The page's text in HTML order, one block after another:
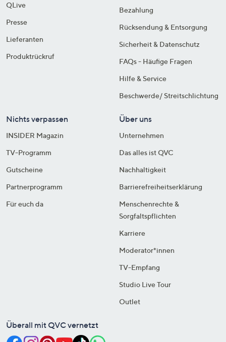
QLive
Presse
Lieferanten
Produktrückruf
Bezahlung
Rücksendung & Entsorgung
Sicherheit & Datenschutz
FAQs - Häufige Fragen
Hilfe & Service
Beschwerde/ Streitschlichtung
Nichts verpassen
INSIDER Magazin
TV-Programm
Gutscheine
Partnerprogramm
Für euch da
Über uns
Unternehmen
Das alles ist QVC
Nachhaltigkeit
Barrierefreiheitserklärung
Menschenrechte &
Sorgfaltspflichten
Karriere
Moderator*innen
TV-Empfang
Studio Live Tour
Outlet
Überall mit QVC vernetzt